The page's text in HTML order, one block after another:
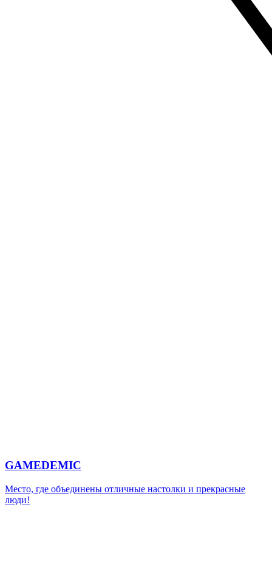
GAMEDEMIC
Место, где объединены отличные настолки и прекрасные
люди!